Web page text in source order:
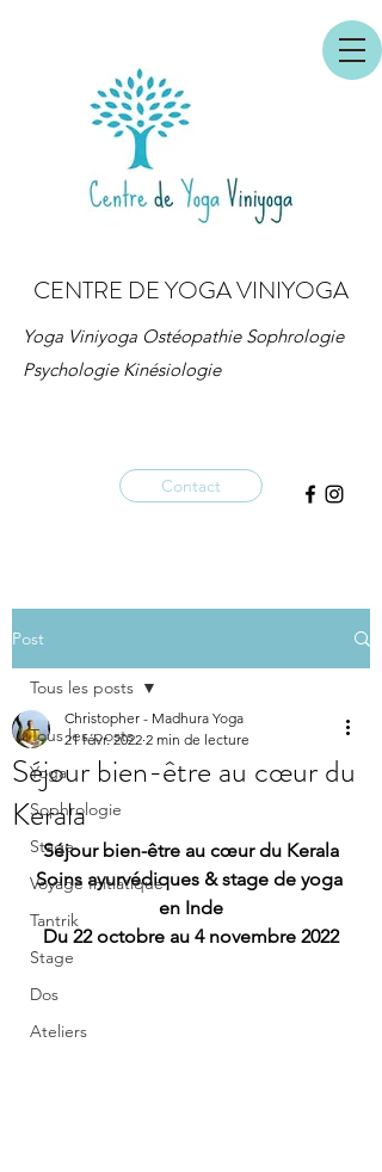
CENTRE DE YOGA VINIYOGA
Yoga Viniyoga Ostéopathie Sophrologie
Psychologie Kinésiologie
Contact
Post
Tous les posts
Yoga
Sophrologie
Stage
Voyage Initiatique
Tantrik
Stage
Dos
Ateliers
Tous les posts
Séjour bien-être au cœur du
Kerala
Christopher - Madhura Yoga
21 févr. 2022 2 min de lecture
Séjour bien-être au cœur du Kerala
Soins ayurvédiques & stage de yoga
en Inde
Du 22 octobre au 4 novembre 2022